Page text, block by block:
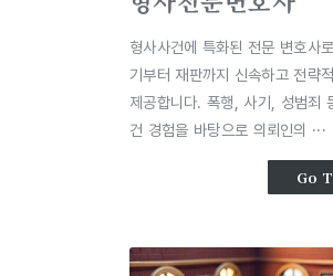
형사사건에 특화된 전문 변호사
기부터 재판까지 신속하고 전략
제공합니다. 폭행, 사기, 성범죄
건 경험을 바탕으로 의뢰인의 ···
Go